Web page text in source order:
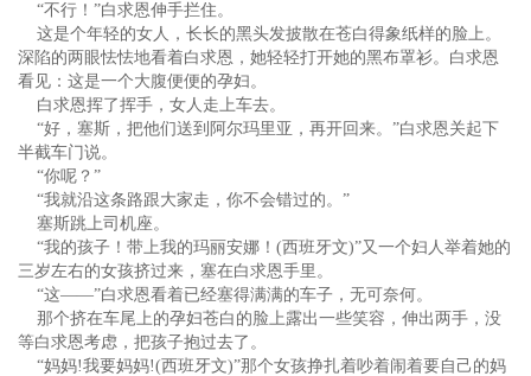
“不行！”白求恩伸手拦住。
这是个年轻的女人，长长的黑头发披散在苍白得象纸样的脸上。
深陷的两眼怯怯地看着白求恩，她轻轻打开她的黑布罩衫。白求恩
看见：这是一个大腹便便的孕妇。
白求恩挥了挥手，女人走上车去。
“好，塞斯，把他们送到阿尔玛里亚，再开回来。”白求恩关起下
半截车门说。
“你呢？”
“我就沿这条路跟大家走，你不会错过的。”
塞斯跳上司机座。
“我的孩子！带上我的玛丽安娜！(西班牙文)”又一个妇人举着她的
三岁左右的女孩挤过来，塞在白求恩手里。
“这——”白求恩看着已经塞得满满的车子，无可奈何。
那个挤在车尾上的孕妇苍白的脸上露出一些笑容，伸出两手，没
等白求恩考虑，把孩子抱过去了。
“妈妈!我要妈妈!(西班牙文)”那个女孩挣扎着吵着闹着要自己的妈